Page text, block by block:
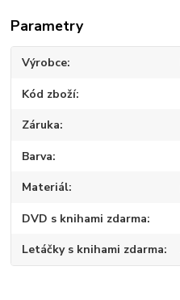
Parametry
Výrobce
Kód zboží
Záruka
Barva
Materiál
DVD s knihami zdarma
Letáčky s knihami zdarma